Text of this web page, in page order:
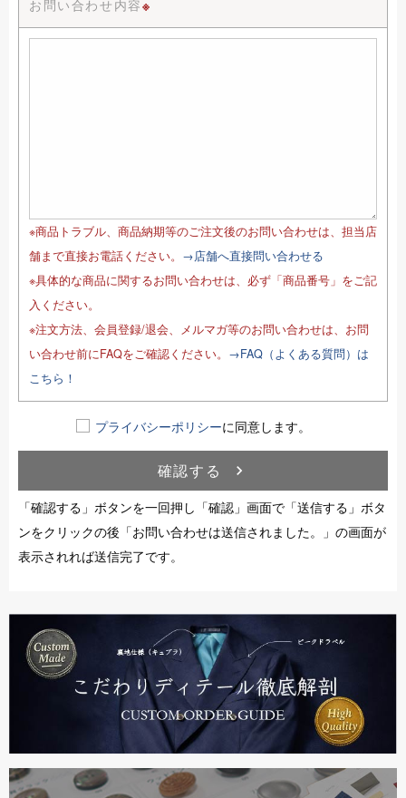
お問い合わせ内容※
※商品トラブル、商品納期等のご注文後のお問い合わせは、担当店
舗まで直接お電話ください。 →店舗へ直接問い合わせる
※具体的な商品に関するお問い合わせは、必ず「商品番号」をご記
入ください。
※注文方法、会員登録/退会、メルマガ等のお問い合わせは、お問
い合わせ前にFAQをご確認ください。 →FAQ（よくある質問）は
こちら！
プライバシーポリシーに同意します。
確認する
navigate_next
「確認する」ボタンを一回押し「確認」画面で「送信する」ボタ
ンをクリックの後「お問い合わせは送信されました。」の画面が
表示されれば送信完了です。